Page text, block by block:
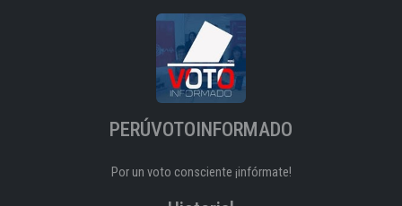
PERÚVOTOINFORMADO
Por un voto consciente ¡infórmate!